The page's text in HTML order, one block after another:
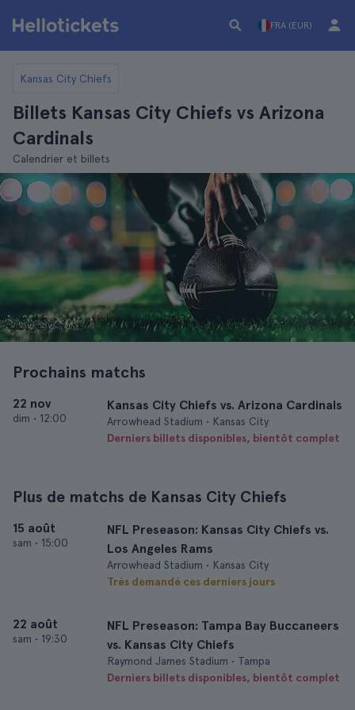
FRA (EUR)
Kansas City Chiefs
Billets Kansas City Chiefs vs Arizona
Cardinals
Calendrier et billets
Prochains matchs
22 nov
dim • 12:00
Kansas City Chiefs vs. Arizona Cardinals
Arrowhead Stadium • Kansas City
Derniers billets disponibles, bientôt complet
Plus de matchs de Kansas City Chiefs
15 août
sam • 15:00
NFL Preseason: Kansas City Chiefs vs.
Los Angeles Rams
Arrowhead Stadium • Kansas City
Très demandé ces derniers jours
22 août
sam • 19:30
NFL Preseason: Tampa Bay Buccaneers
vs. Kansas City Chiefs
Raymond James Stadium • Tampa
Derniers billets disponibles, bientôt complet